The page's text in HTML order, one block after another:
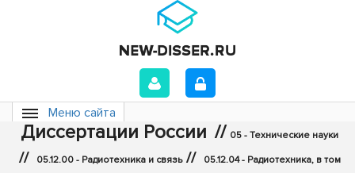
Меню сайта
Диссертации России // 05 - Технические науки
// 05.12.00 - Радиотехника и связь // 05.12.04 - Радиотехника, в том